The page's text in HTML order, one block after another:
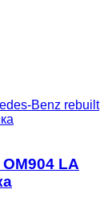
Benz rebuilt
LA